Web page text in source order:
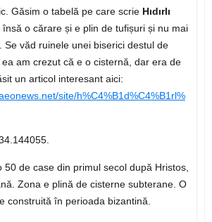
Găsim o tabelă pe care scrie Hıdırlı
însă o cărare și e plin de tufișuri și nu mai
Se văd ruinele unei biserici destul de
am crezut că e o cisternă, dar era de
un articol interesant aici:
site/h%C4%B1d%C4%B1rl%
50 de case din primul secol după Hristos,
Zona e plină de cisterne subterane. O
construită în perioada bizantină.